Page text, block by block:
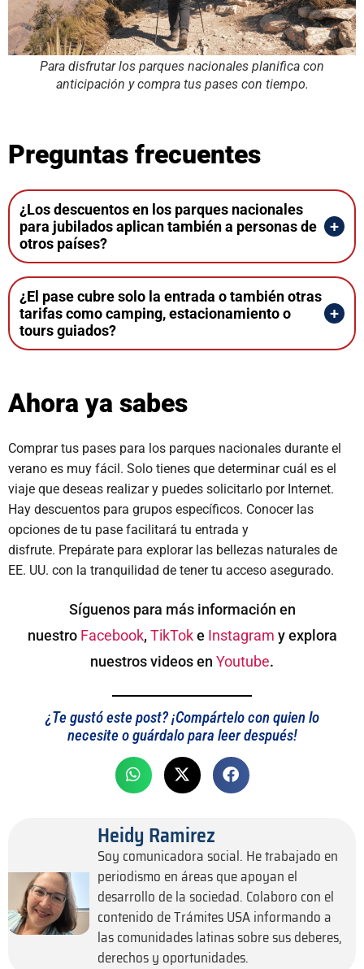
Para disfrutar los parques nacionales planifica con
anticipación y compra tus pases con tiempo.
Preguntas frecuentes
¿Los descuentos en los parques nacionales
para jubilados aplican también a personas de
otros países?
¿El pase cubre solo la entrada o también otras
tarifas como camping, estacionamiento o
tours guiados?
Ahora ya sabes
Comprar tus pases para los parques nacionales durante el
verano es muy fácil. Solo tienes que determinar cuál es el
viaje que deseas realizar y puedes solicitarlo por Internet.
Hay descuentos para grupos específicos. Conocer las
opciones de tu pase facilitará tu entrada y
disfrute. Prepárate para explorar las bellezas naturales de
EE. UU. con la tranquilidad de tener tu acceso asegurado.
Síguenos para más información en
nuestro Facebook, TikToke Instagram y explora
nuestros videos en Youtube.
¿Te gustó este post? ¡Compártelo con quien lo
necesite o guárdalo para leer después!
Heidy Ramirez
Soy comunicadora social. He trabajado en
periodismo en áreas que apoyan el
desarrollo de la sociedad. Colaboro con el
contenido de Trámites USA informando a
las comunidades latinas sobre sus deberes,
derechos y oportunidades.